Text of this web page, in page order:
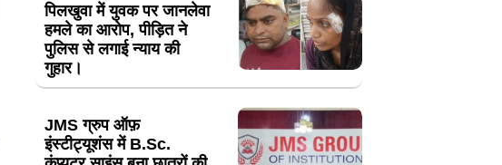
पिलखुवा में युवक पर जानलेवा
हमले का आरोप, पीड़ित ने
पुलिस से लगाई न्याय की
गुहार।
JMS ग्रुप ऑफ़
इंस्टीट्यूशंस में B.Sc.